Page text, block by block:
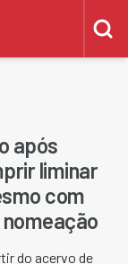
após
liminar
com
do acervo de